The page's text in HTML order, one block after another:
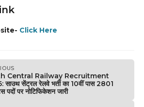
Click Here
Central Railway Recruitment
सेंट्रल रेलवे भर्ती का 10वीं पास 2801
पदों पर नोटिफिकेशन जारी